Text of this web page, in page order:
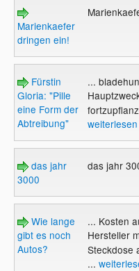
Marienkaefer
dringen ein!
Fürstin
Gloria: "Pille
eine Form der
Abtreibung"
...
weiterlesen
das jahr
3000
das jahr
Wie lange
gibt es noch
Autos?
... Kosten
Hersteller
Steckdose
...